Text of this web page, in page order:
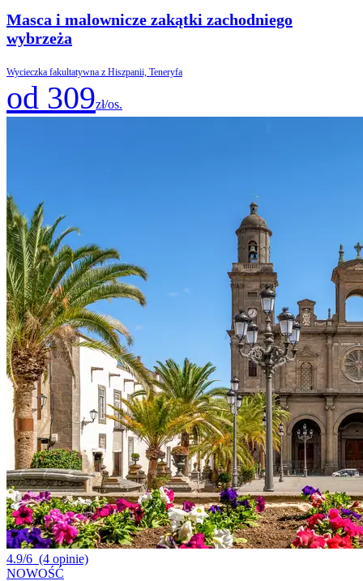
Masca i malownicze zakątki zachodniego
wybrzeża
Wycieczka fakultatywna z Hiszpanii, Teneryfa
od 309zł/os.
4.9/6 (4 opinie)
NOWOŚĆ